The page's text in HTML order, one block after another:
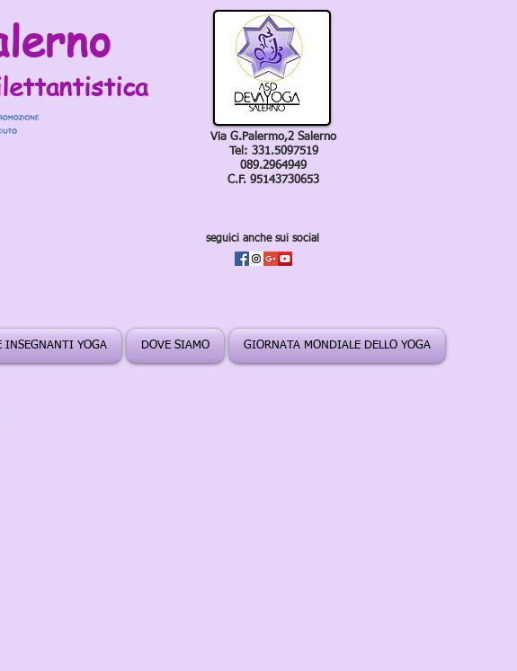
Via G.Palermo,2 Salerno
Tel: 331.5097519
089.2964949
C.F. 95143730653
seguici anche sui social
INSEGNANTI YOGA DOVE SIAMO GIORNATA MONDIALE DELLO YOGA